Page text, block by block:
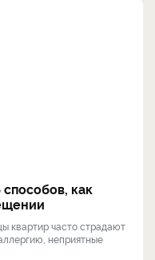
как
квартир часто страдают
неприятные